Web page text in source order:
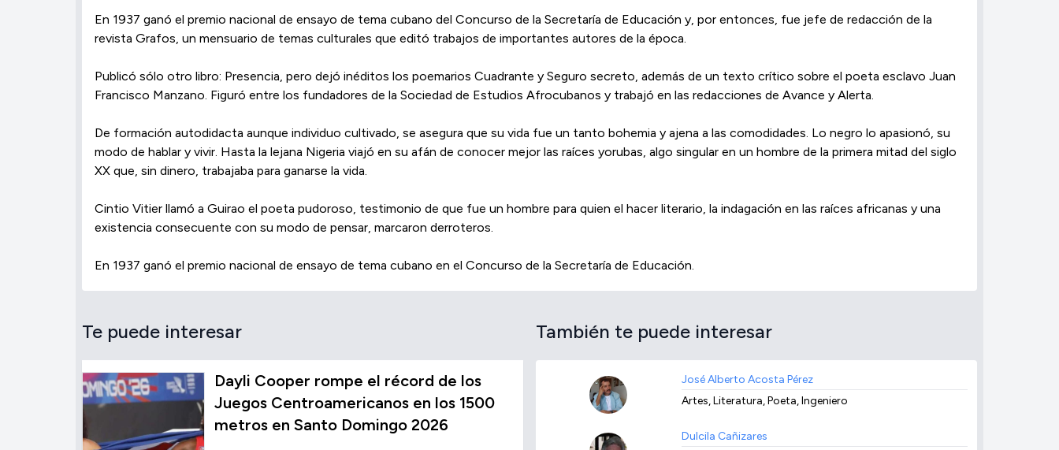
En 1937 ganó el premio nacional de ensayo de tema cubano del Concurso de la Secretaría de Educación y, por entonces, fue jefe de redacción de la
revista Grafos, un mensuario de temas culturales que editó trabajos de importantes autores de la época.
Publicó sólo otro libro: Presencia, pero dejó inéditos los poemarios Cuadrante y Seguro secreto, además de un texto crítico sobre el poeta esclavo Juan
Francisco Manzano. Figuró entre los fundadores de la Sociedad de Estudios Afrocubanos y trabajó en las redacciones de Avance y Alerta.
De formación autodidacta aunque individuo cultivado, se asegura que su vida fue un tanto bohemia y ajena a las comodidades. Lo negro lo apasionó, su
modo de hablar y vivir. Hasta la lejana Nigeria viajó en su afán de conocer mejor las raíces yorubas, algo singular en un hombre de la primera mitad del siglo
XX que, sin dinero, trabajaba para ganarse la vida.
Cintio Vitier llamó a Guirao el poeta pudoroso, testimonio de que fue un hombre para quien el hacer literario, la indagación en las raíces africanas y una
existencia consecuente con su modo de pensar, marcaron derroteros.
En 1937 ganó el premio nacional de ensayo de tema cubano en el Concurso de la Secretaría de Educación.
Te puede interesar
Dayli Cooper rompe el récord de los
Juegos Centroamericanos en los 1500
metros en Santo Domingo 2026
También te puede interesar
José Alberto Acosta Pérez
Artes, Literatura, Poeta, Ingeniero
Dulcila Cañizares